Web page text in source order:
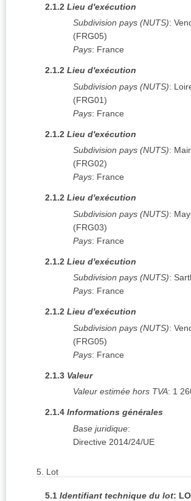
2.1.2 Lieu d'exécution
Subdivision pays (NUTS):
(FRG05)
Pays: France
2.1.2 Lieu d'exécution
Subdivision pays (NUTS):
(FRG01)
Pays: France
2.1.2 Lieu d'exécution
Subdivision pays (NUTS):
(FRG02)
Pays: France
2.1.2 Lieu d'exécution
Subdivision pays (NUTS):
(FRG03)
Pays: France
2.1.2 Lieu d'exécution
Subdivision pays (NUTS):
Pays: France
2.1.2 Lieu d'exécution
Subdivision pays (NUTS):
(FRG05)
Pays: France
2.1.3 Valeur
Valeur estimée hors TVA: 1
2.1.4 Informations générales
Base juridique:
Directive 2014/24/UE
5. Lot
5.1 Identifiant technique du lot: